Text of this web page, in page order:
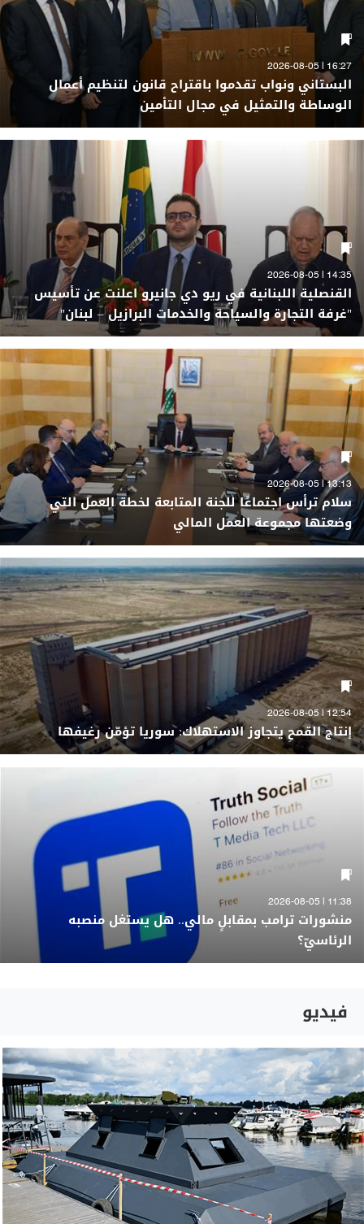
16:27 | 2026-08-05
البستاني ونواب تقدموا باقتراح قانون لتنظيم أعمال
الوساطة والتمثيل في مجال التأمين
14:35 | 2026-08-05
القنصلية اللبنانية في ريو دي جانيرو اعلنت عن تأسيس
"غرفة التجارة والسياحة والخدمات البرازيل – لبنان"
13:13 | 2026-08-05
سلام ترأس اجتماعًا للجنة المتابعة لخطة العمل التي
وضعتها مجموعة العمل المالي
12:54 | 2026-08-05
إنتاج القمحِ يتجاوز الاستهلاك: سوريا تؤمّن رغيفها
11:38 | 2026-08-05
منشورات ترامب بمقابلٍ مالي.. هل يستغل منصبه
الرئاسيّ؟
فيديو